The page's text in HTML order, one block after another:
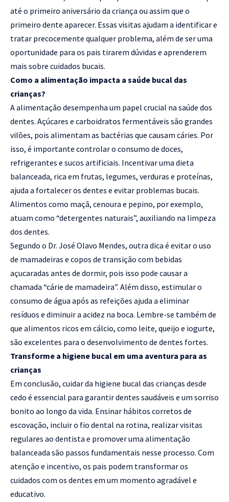
até o primeiro aniversário da criança ou assim que o
primeiro dente aparecer. Essas visitas ajudam a identificar e
tratar precocemente qualquer problema, além de ser uma
oportunidade para os pais tirarem dúvidas e aprenderem
mais sobre cuidados bucais.
Como a alimentação impacta a saúde bucal das
crianças?
A alimentação desempenha um papel crucial na saúde dos
dentes. Açúcares e carboidratos fermentáveis são grandes
vilões, pois alimentam as bactérias que causam cáries. Por
isso, é importante controlar o consumo de doces,
refrigerantes e sucos artificiais. Incentivar uma dieta
balanceada, rica em frutas, legumes, verduras e proteínas,
ajuda a fortalecer os dentes e evitar problemas bucais.
Alimentos como maçã, cenoura e pepino, por exemplo,
atuam como “detergentes naturais”, auxiliando na limpeza
dos dentes.
Segundo o Dr. José Olavo Mendes, outra dica é evitar o uso
de mamadeiras e copos de transição com bebidas
açucaradas antes de dormir, pois isso pode causar a
chamada “cárie de mamadeira”. Além disso, estimular o
consumo de água após as refeições ajuda a eliminar
resíduos e diminuir a acidez na boca. Lembre-se também de
que alimentos ricos em cálcio, como leite, queijo e iogurte,
são excelentes para o desenvolvimento de dentes fortes.
Transforme a higiene bucal em uma aventura para as
crianças
Em conclusão, cuidar da higiene bucal das crianças desde
cedo é essencial para garantir dentes saudáveis e um sorriso
bonito ao longo da vida. Ensinar hábitos corretos de
escovação, incluir o fio dental na rotina, realizar visitas
regulares ao dentista e promover uma alimentação
balanceada são passos fundamentais nesse processo. Com
atenção e incentivo, os pais podem transformar os
cuidados com os dentes em um momento agradável e
educativo.